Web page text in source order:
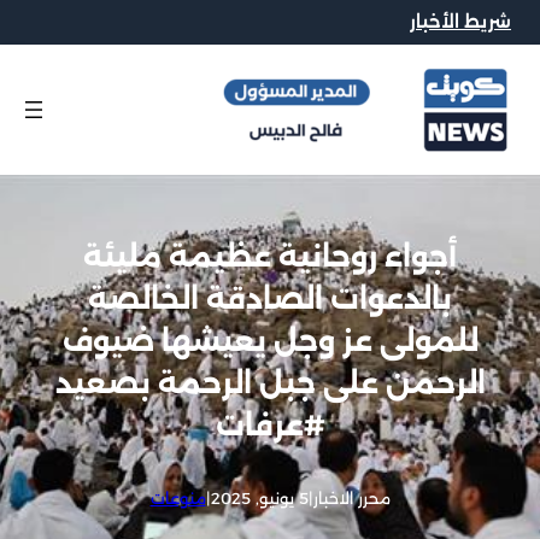
شريط الأخبار
أجواء روحانية عظيمة مليئة
بالدعوات الصادقة الخالصة
للمولى عز وجل يعيشها ضيوف
الرحمن على جبل الرحمة بصعيد
#عرفات
محرر الاخبار |5 يونيو, 2025 |منوعات